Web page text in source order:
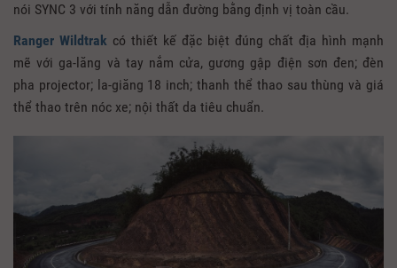
nói SYNC 3 với tính năng dẫn đường bằng định vị toàn cầu.
Ranger Wildtrak có thiết kế đặc biệt đúng chất địa hình mạnh
mẽ với ga-lăng và tay nắm cửa, gương gập điện sơn đen; đèn
pha projector; la-giăng 18 inch; thanh thể thao sau thùng và giá
thể thao trên nóc xe; nội thất da tiêu chuẩn.